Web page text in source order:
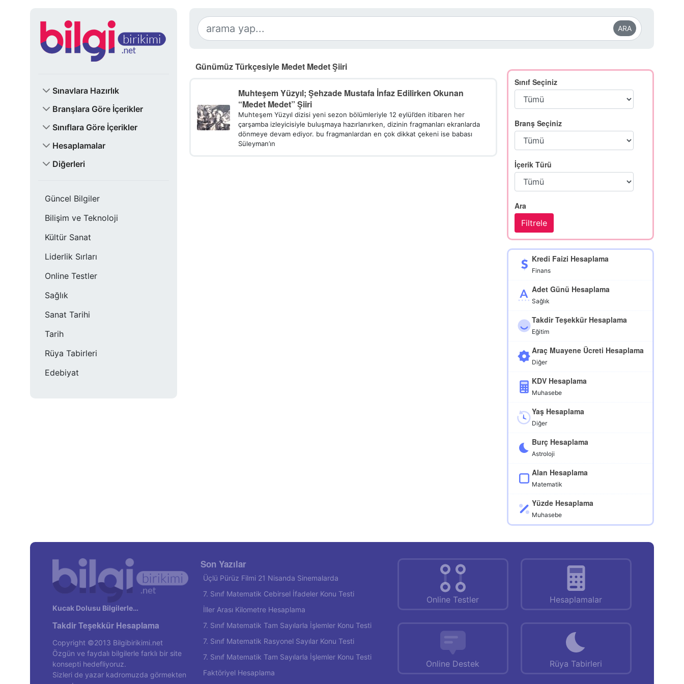
Sınavlara Hazırlık
Branşlara Göre İçerikler
Sınıflara Göre İçerikler
Hesaplamalar
Diğerleri
Güncel Bilgiler
Bilişim ve Teknoloji
Kültür Sanat
Liderlik Sırları
Online Testler
Sağlık
Sanat Tarihi
Tarih
Rüya Tabirleri
Edebiyat
ARA
Günümüz Türkçesiyle Medet Medet Şiiri
Muhteşem Yüzyıl; Şehzade Mustafa İnfaz Edilirken Okunan
“Medet Medet” Şiiri
Muhteşem Yüzyıl dizisi yeni sezon bölümleriyle 12 eylül’den itibaren her
çarşamba izleyicisiyle buluşmaya hazırlanırken, dizinin fragmanları ekranlarda
dönmeye devam ediyor. bu fragmanlardan en çok dikkat çekeni ise babası
Süleyman’ın
Sınıf Seçiniz
Branş Seçiniz
İçerik Türü
Ara
Kredi Faizi Hesaplama
Finans
Adet Günü Hesaplama
Sağlık
Takdir Teşekkür Hesaplama
Eğitim
Araç Muayene Ücreti Hesaplama
Diğer
KDV Hesaplama
Muhasebe
Yaş Hesaplama
Diğer
Burç Hesaplama
Astroloji
Alan Hesaplama
Matematik
Yüzde Hesaplama
Muhasebe
Kucak Dolusu Bilgilerle…
Takdir Teşekkür Hesaplama
Copyright ©2013 Bilgibirikimi.net
Özgün ve faydalı bilgilerle farklı bir site
konsepti hedefliyoruz.
Sizleri de yazar kadromuzda görmekten
Son Yazılar
Üçlü Pürüz Filmi 21 Nisanda Sinemalarda
7. Sınıf Matematik Cebirsel İfadeler Konu Testi
İller Arası Kilometre Hesaplama
7. Sınıf Matematik Tam Sayılarla İşlemler Konu Testi
7. Sınıf Matematik Rasyonel Sayılar Konu Testi
7. Sınıf Matematik Tam Sayılarla İşlemler Konu Testi
Faktöriyel Hesaplama
Online Testler Hesaplamalar
Online Destek Rüya Tabirleri